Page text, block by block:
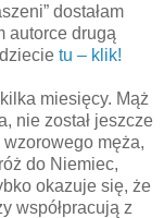
dostałam
autorce drugą
tu – klik!
miesięcy. Mąż
nie został jeszcze
wzorowego męża,
do Niemiec,
okazuje się, że
współpracują z